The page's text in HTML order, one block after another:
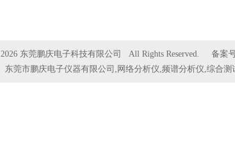
2026 东莞鹏庆电子科技有限公司 All Rights Reserved. 备案号
东莞市鹏庆电子仪器有限公司,网络分析仪,频谱分析仪,综合